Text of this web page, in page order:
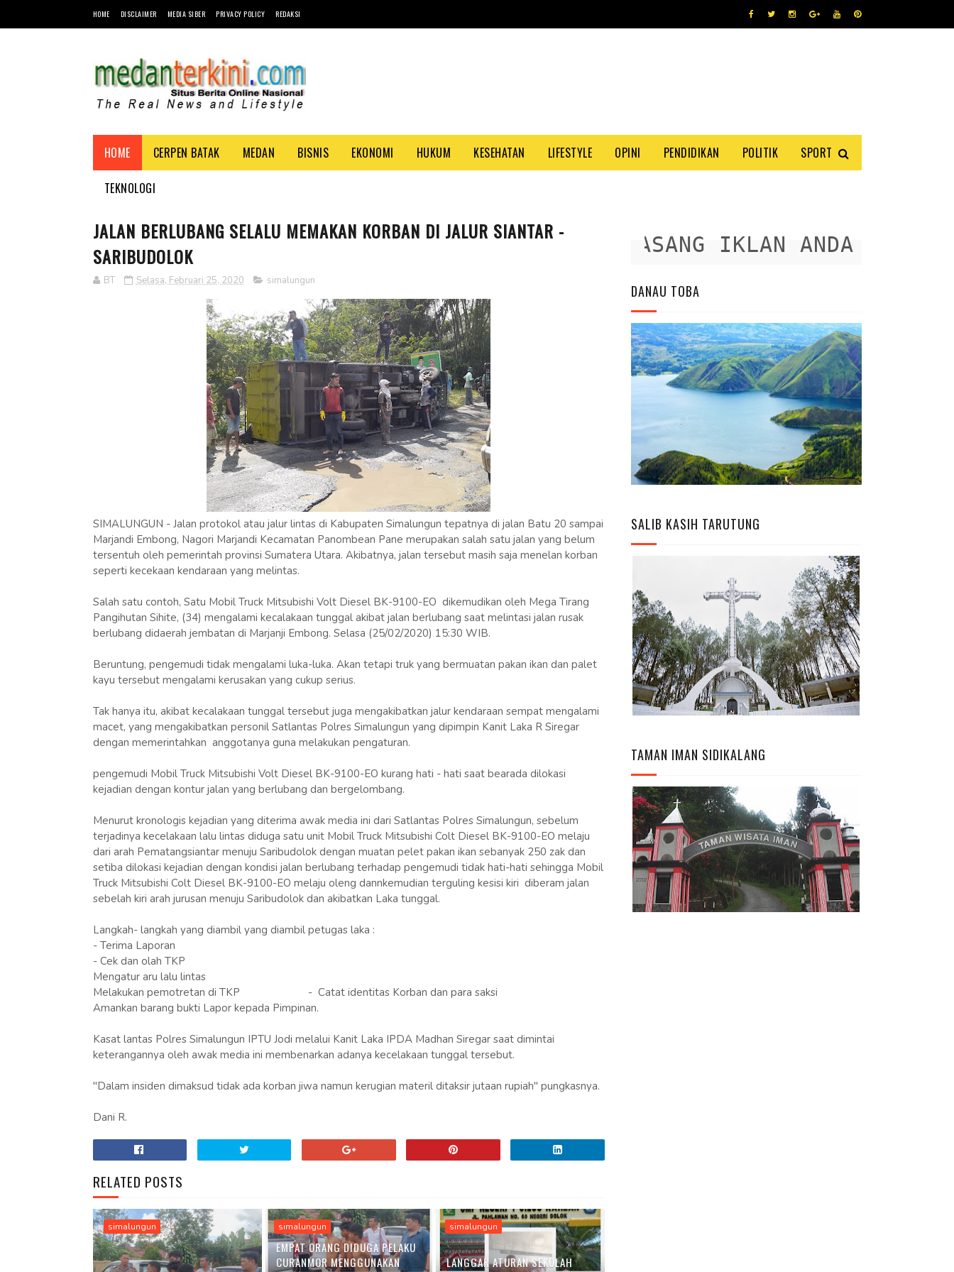
HOME DISCLAIMER MEDIA SIBER PRIVACY POLICY REDAKSI
HOME CERPEN BATAK MEDAN BISNIS EKONOMI HUKUM KESEHATAN LIFESTYLE OPINI PENDIDIKAN POLITIK SPORT
TEKNOLOGI
JALAN BERLUBANG SELALU MEMAKAN KORBAN DI JALUR SIANTAR -
SARIBUDOLOK
BT Selasa, Februari 25, 2020 simalungun
SIMALUNGUN - Jalan protokol atau jalur lintas di Kabupaten Simalungun tepatnya di jalan Batu 20 sampai
Marjandi Embong, Nagori Marjandi Kecamatan Panombean Pane merupakan salah satu jalan yang belum
tersentuh oleh pemerintah provinsi Sumatera Utara. Akibatnya, jalan tersebut masih saja menelan korban
seperti kecekaan kendaraan yang melintas.
Salah satu contoh, Satu Mobil Truck Mitsubishi Volt Diesel BK-9100-EO dikemudikan oleh Mega Tirang
Pangihutan Sihite, (34) mengalami kecalakaan tunggal akibat jalan berlubang saat melintasi jalan rusak
berlubang didaerah jembatan di Marjanji Embong. Selasa (25/02/2020) 15:30 WIB.
Beruntung, pengemudi tidak mengalami luka-luka. Akan tetapi truk yang bermuatan pakan ikan dan palet
kayu tersebut mengalami kerusakan yang cukup serius.
Tak hanya itu, akibat kecalakaan tunggal tersebut juga mengakibatkan jalur kendaraan sempat mengalami
macet, yang mengakibatkan personil Satlantas Polres Simalungun yang dipimpin Kanit Laka R Siregar
dengan memerintahkan anggotanya guna melakukan pengaturan.
pengemudi Mobil Truck Mitsubishi Volt Diesel BK-9100-EO kurang hati - hati saat bearada dilokasi
kejadian dengan kontur jalan yang berlubang dan bergelombang.
Menurut kronologis kejadian yang diterima awak media ini dari Satlantas Polres Simalungun, sebelum
terjadinya kecelakaan lalu lintas diduga satu unit Mobil Truck Mitsubishi Colt Diesel BK-9100-EO melaju
dari arah Pematangsiantar menuju Saribudolok dengan muatan pelet pakan ikan sebanyak 250 zak dan
setiba dilokasi kejadian dengan kondisi jalan berlubang terhadap pengemudi tidak hati-hati sehingga Mobil
Truck Mitsubishi Colt Diesel BK-9100-EO melaju oleng dannkemudian terguling kesisi kiri diberam jalan
sebelah kiri arah jurusan menuju Saribudolok dan akibatkan Laka tunggal.
Langkah- langkah yang diambil yang diambil petugas laka :
- Terima Laporan
- Cek dan olah TKP
Mengatur aru lalu lintas
Melakukan pemotretan di TKP - Catat identitas Korban dan para saksi
Amankan barang bukti Lapor kepada Pimpinan.
Kasat lantas Polres Simalungun IPTU Jodi melalui Kanit Laka IPDA Madhan Siregar saat dimintai
keterangannya oleh awak media ini membenarkan adanya kecelakaan tunggal tersebut.
"Dalam insiden dimaksud tidak ada korban jiwa namun kerugian materil ditaksir jutaan rupiah" pungkasnya.
Dani R.
RELATED POSTS
simalungun simalungun
EMPAT ORANG DIDUGA PELAKU
CURANMOR MENGGUNAKAN
simalungun
LANGGAR ATURAN SEKOLAH
PASANG IKLAN ANDA DISINI
DANAU TOBA
SALIB KASIH TARUTUNG
TAMAN IMAN SIDIKALANG